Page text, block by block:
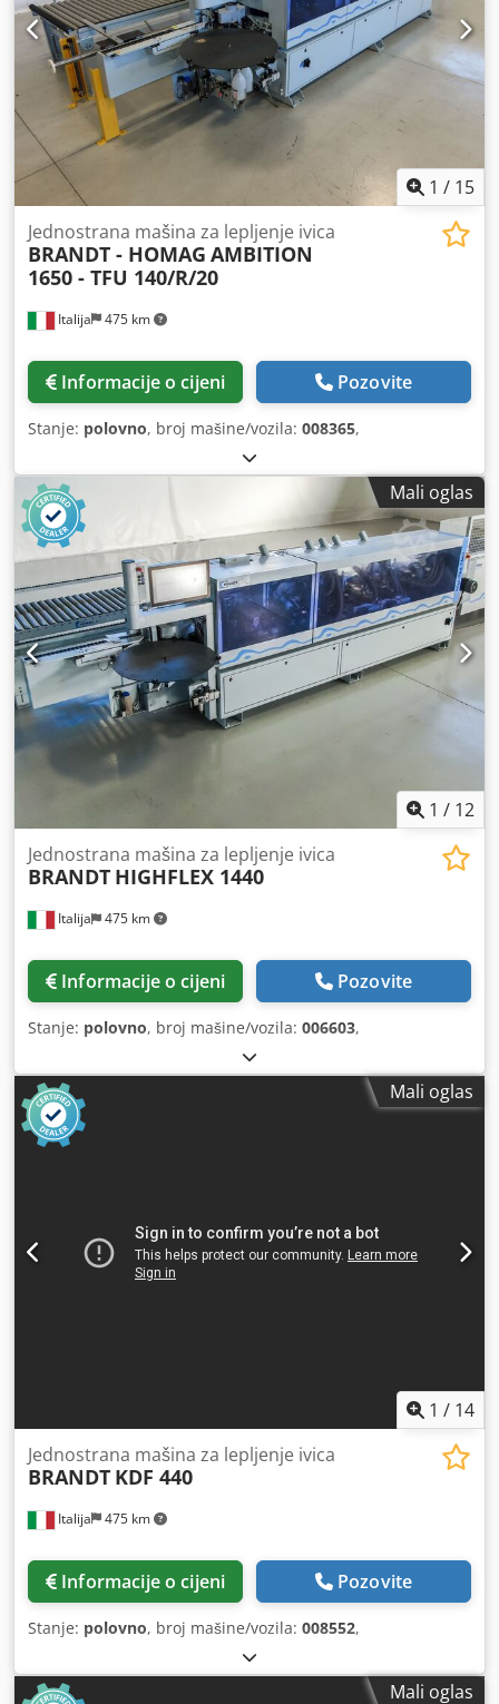
1 / 15
Italija 475 km
Jednostrana mašina za lepljenje ivica
BRANDT - HOMAG AMBITION
1650 - TFU 140/R/20
Informacije o cijeni Pozovite
Stanje: polovno, broj mašine/vozila: 008365,
Mali oglas
1 / 12
Italija 475 km
Jednostrana mašina za lepljenje ivica
BRANDT HIGHFLEX 1440
Informacije o cijeni Pozovite
Stanje: polovno, broj mašine/vozila: 006603,
Mali oglas
1 / 14
Italija 475 km
Jednostrana mašina za lepljenje ivica
BRANDT KDF 440
Informacije o cijeni Pozovite
Stanje: polovno, broj mašine/vozila: 008552,
Mali oglas